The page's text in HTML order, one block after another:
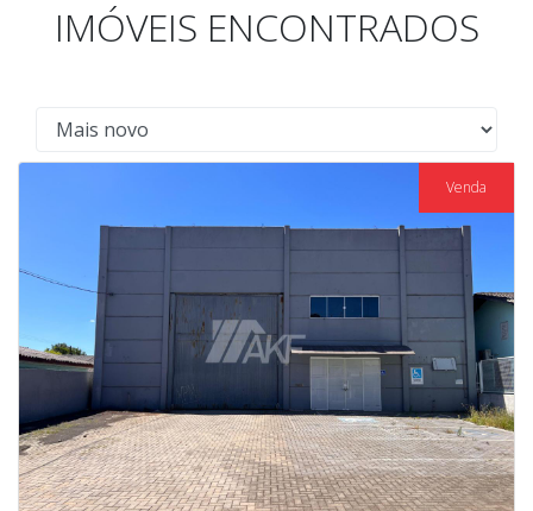
IMÓVEIS ENCONTRADOS
Venda